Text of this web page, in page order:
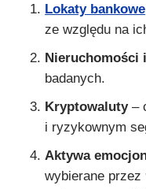
Lokaty bankowe
ze względu na
Nieruchomości
badanych.
Kryptowaluty–
i ryzykownym
Aktywa
wybierane